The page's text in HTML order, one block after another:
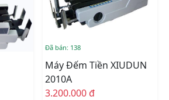
Đã bán: 138
Máy Đếm Tiền XIUDUN
2010A
3.200.000 đ